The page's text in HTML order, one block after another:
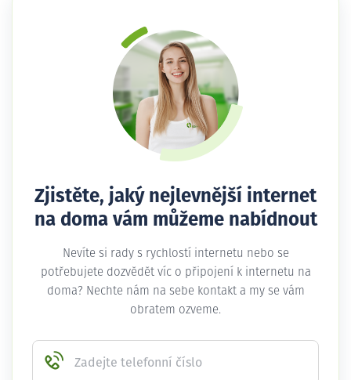
Zjistěte, jaký nejlevnější internet
na doma vám můžeme nabídnout
Nevíte si rady s rychlostí internetu nebo se
potřebujete dozvědět víc o připojení k internetu na
doma? Nechte nám na sebe kontakt a my se vám
obratem ozveme.
Zadejte telefonní číslo